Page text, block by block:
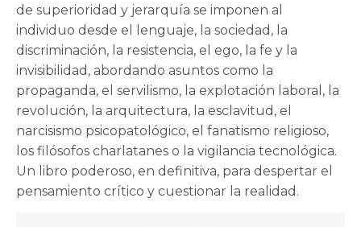
de superioridad y jerarquía se imponen al
individuo desde el lenguaje, la sociedad, la
discriminación, la resistencia, el ego, la fe y la
invisibilidad, abordando asuntos como la
propaganda, el servilismo, la explotación laboral, la
revolución, la arquitectura, la esclavitud, el
narcisismo psicopatológico, el fanatismo religioso,
los filósofos charlatanes o la vigilancia tecnológica.
Un libro poderoso, en definitiva, para despertar el
pensamiento crítico y cuestionar la realidad.